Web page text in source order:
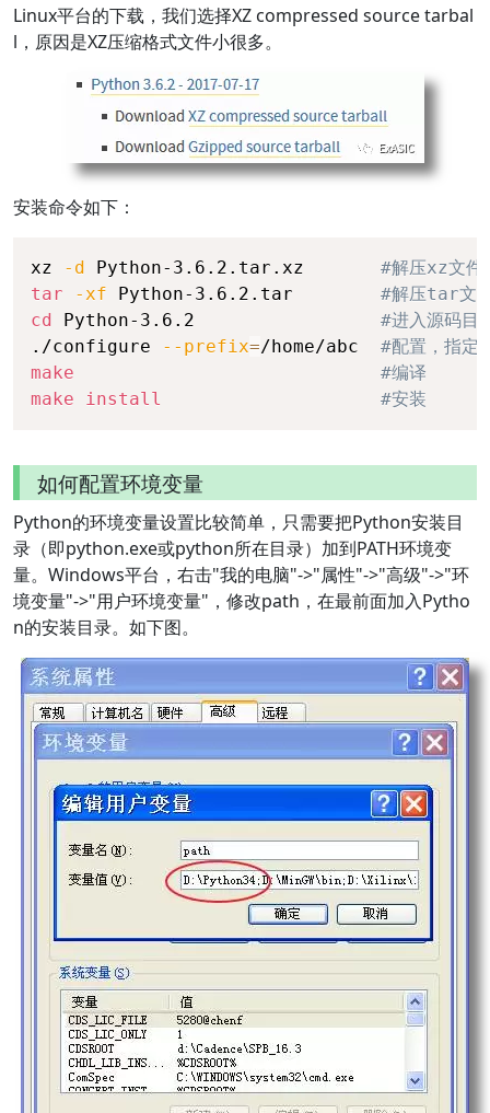
Linux平台的下载，我们选择XZ compressed source tarbal
l，原因是XZ压缩格式文件小很多。
安装命令如下：
xz -d Python-3.6.2.tar.xz #解压xz文件
tar
-xf Python-3.6.2.tar #解压tar文
cd Python-3.6.2 #进入源码目
./configure
--prefix=/home/abc #配置，指定
make
#编译
make
install #安装
如何配置环境变量
Python的环境变量设置比较简单，只需要把Python安装目
录（即python.exe或python所在目录）加到PATH环境变
量。Windows平台，右击"我的电脑"->"属性"->"高级"->"环
境变量"->"用户环境变量"，修改path，在最前面加入Pytho
n的安装目录。如下图。